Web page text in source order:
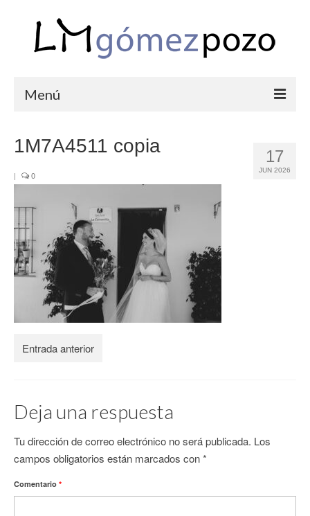
Menú
COMUNIONES
CORPORATIVAS
SEMANA SANTA
BLOG
SOBRE LM
17
JUN 2026
1M7A4511 copia
| 0
Entrada anterior
Deja una respuesta
Tu dirección de correo electrónico no será publicada. Los
campos obligatorios están marcados con*
Comentario *